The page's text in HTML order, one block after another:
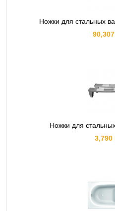
Ножки для стальных
Ножки для
3,790